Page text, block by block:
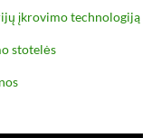
įkrovimo technologiją
stotelės